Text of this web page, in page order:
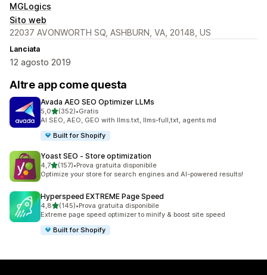
MGLogics
Sito web
22037 AVONWORTH SQ, ASHBURN, VA, 20148, US
Lanciata
12 agosto 2019
Altre app come questa
Avada AEO SEO Optimizer LLMs
5,0stelle su 5
(352)
352 recensioni totali
•Gratis
AI SEO, AEO, GEO with llms.txt, llms-full,txt, agents.md
Built for Shopify
Yoast SEO ‑ Store optimization
4,7stelle su 5
(157)
157 recensioni totali
•Prova gratuita disponibile
Optimize your store for search engines and AI-powered results!
Hyperspeed EXTREME Page Speed
4,8stelle su 5
(145)
145 recensioni totali
•Prova gratuita disponibile
Extreme page speed optimizer to minify & boost site speed
Built for Shopify